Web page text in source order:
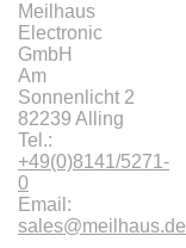
Meilhaus
Electronic
GmbH
Am
Sonnenlicht 2
82239 Alling
Tel.:
+49(0)8141/5271-
0
Email:
sales@meilhaus.de